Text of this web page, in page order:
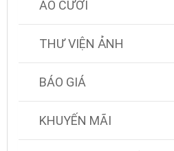
ÁO CƯỚI
THƯ VIỆN ẢNH
BÁO GIÁ
KHUYẾN MÃI